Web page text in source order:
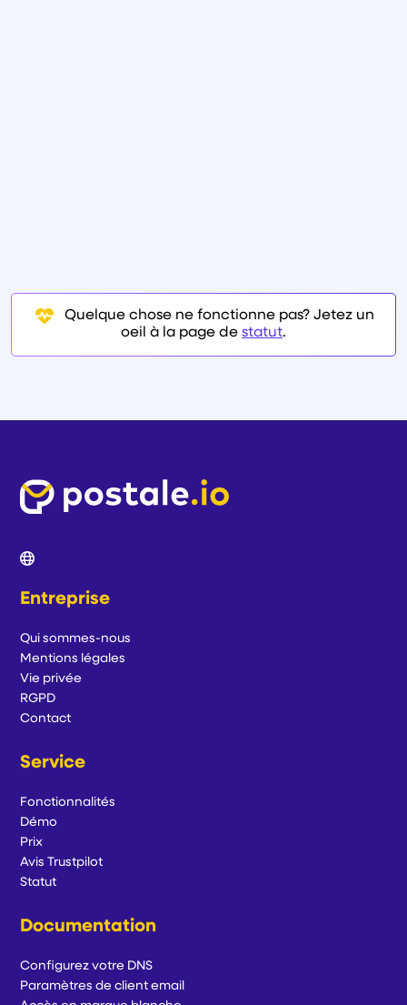
Quelque chose ne fonctionne pas? Jetez un
oeil à la page de statut.
Entreprise
Qui sommes-nous
Mentions légales
Vie privée
RGPD
Contact
Service
Fonctionnalités
Démo
Prix
Avis Trustpilot
Statut
Documentation
Configurez votre DNS
Paramètres de client email